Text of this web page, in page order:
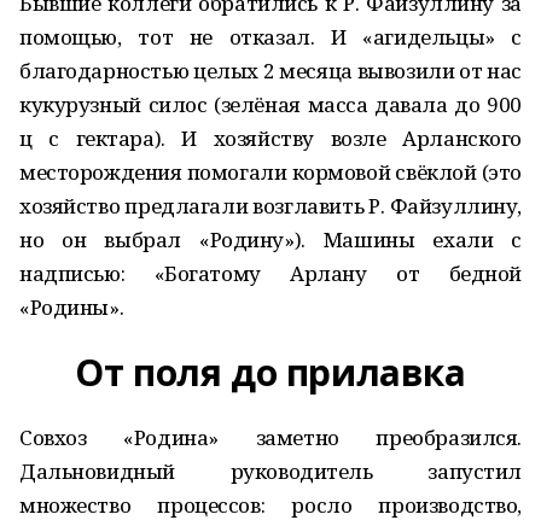
помощью, тот не отказал. И «агидельцы» с
благодарностью целых 2 месяца вывозили от нас
кукурузный силос (зелёная масса давала до 900
ц с гектара). И хозяйству возле Арланского
месторождения помогали кормовой свёклой (это
хозяйство предлагали возглавить Р. Файзуллину,
но он выбрал «Родину»). Машины ехали с
надписью: «Богатому Арлану от бедной
«Родины».
От поля до прилавка
Совхоз «Родина» заметно преобразился.
Дальновидный руководитель запустил
множество процессов: росло производство,